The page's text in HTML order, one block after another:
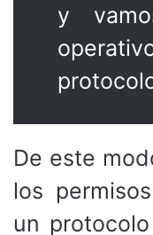
y
De este
los
un